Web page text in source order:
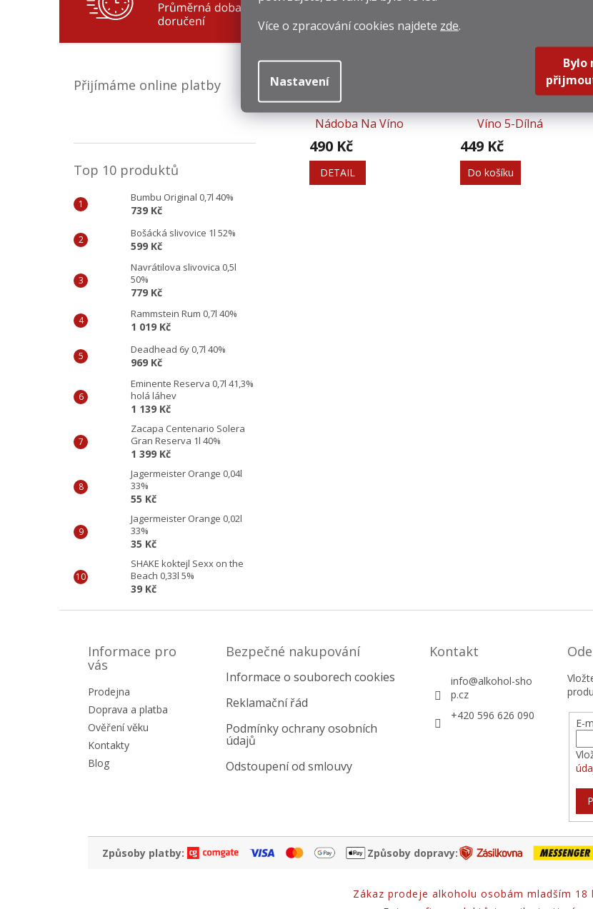
Více o zpracování cookies najdete zde.
Nastavení
Bylo
Přijímáme online platby
Top 10 produktů
Bumbu Original 0,7l 40%
739 Kč
Bošácká slivovice 1l 52%
599 Kč
Navrátilova slivovica 0,5l
50%
779 Kč
Rammstein Rum 0,7l 40%
1 019 Kč
Deadhead 6y 0,7l 40%
969 Kč
Eminente Reserva 0,7l 41,3%
holá láhev
1 139 Kč
Zacapa Centenario Solera
Gran Reserva 1l 40%
1 399 Kč
Jagermeister Orange 0,04l
33%
55 Kč
Jagermeister Orange 0,02l
33%
35 Kč
SHAKE koktejl Sexx on the
Beach 0,33l 5%
39 Kč
Servírovací
Nádoba Na Víno
490 Kč
DETAIL
Víno 5-Dílná
449 Kč
Do košíku
Informace pro
vás
Prodejna
Doprava a platba
Ověření věku
Kontakty
Blog
Bezpečné nakupování
Informace o souborech cookies
Reklamační řád
Podmínky ochrany osobních
údajů
Odstoupení od smlouvy
Kontakt
info@alkohol-sho
p.cz
+420 596 626 090
E-
Způsoby platby: Způsoby dopravy:
Zákaz prodeje alkoholu osobám mladším 18